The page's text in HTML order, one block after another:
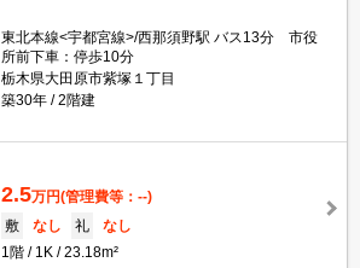
東北本線<宇都宮線>/西那須野駅 バス13分 市役
所前下車：停歩10分
栃木県大田原市紫塚１丁目
築30年
2階建
2.5万円(管理費等：--)
敷
なし 礼
なし
1階
1K 23.18m²